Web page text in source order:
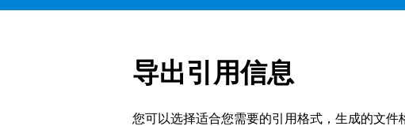
导出引用信息
您可以选择适合您需要的引用格式，生成的文件格